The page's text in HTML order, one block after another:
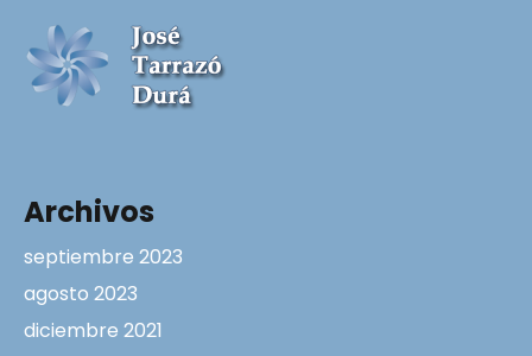
Archivos
septiembre 2023
agosto 2023
diciembre 2021